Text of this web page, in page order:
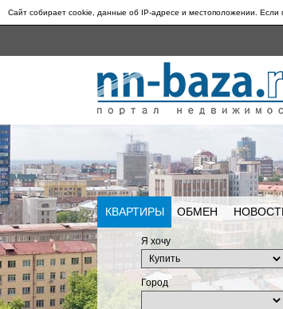
Сайт собирает cookie, данные об IP-адресе и местоположении. Если
КВАРТИРЫ ОБМЕН
Я хочу
Город